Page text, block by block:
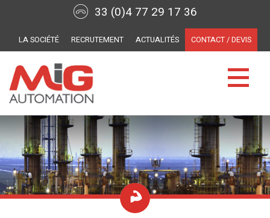
33 (0)4 77 29 17 36
LA SOCIÉTÉ RECRUTEMENT ACTUALITÉS CONTACT / DEVIS